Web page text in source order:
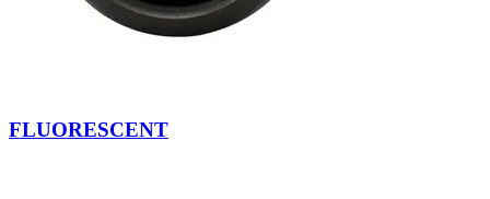
FLUORESCENT